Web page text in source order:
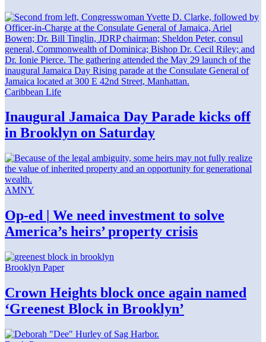
Caribbean Life
Inaugural Jamaica Day Parade kicks off
in Brooklyn on Saturday
AMNY
Op-ed
We need investment to solve
America’s heirs’property crisis
Brooklyn Paper
Crown Heights block once again named
‘Greenest Block in Brooklyn’